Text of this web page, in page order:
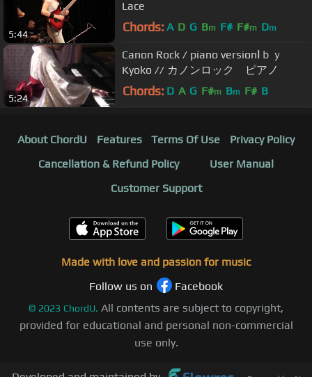
5:44
Lace
Chords: A D G Bm F# F#m Dm
5:24
Canon Rock / piano versionⅠｂｙ
Kyoko // カノンロック ピアノ
Chords: D A G F#m Bm F# B
About ChordU Features Terms Of Use
Privacy Policy
Cancellation & Refund Policy
User Manual
Customer Support
Made with love and passion for music
Follow us on
Facebook
© 2023 ChordU. All contents are subject to copyright,
provided for educational and personal non-commercial
use only.